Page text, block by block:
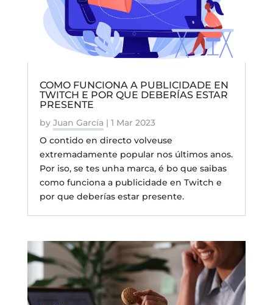
COMO FUNCIONA A PUBLICIDADE EN
TWITCH E POR QUE DEBERÍAS ESTAR
PRESENTE
by Juan García | 1 Mar 2023
O contido en directo volveuse
extremadamente popular nos últimos anos.
Por iso, se tes unha marca, é bo que saibas
como funciona a publicidade en Twitch e
por que deberías estar presente.